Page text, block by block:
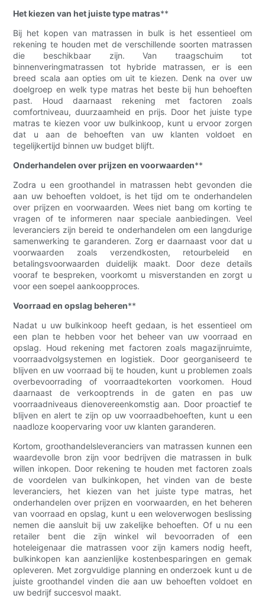
Het kiezen van het juiste type matras**
Bij het kopen van matrassen in bulk is het essentieel om
rekening te houden met de verschillende soorten matrassen
die beschikbaar zijn. Van traagschuim tot
binnenveringmatrassen tot hybride matrassen, er is een
breed scala aan opties om uit te kiezen. Denk na over uw
doelgroep en welk type matras het beste bij hun behoeften
past. Houd daarnaast rekening met factoren zoals
comfortniveau, duurzaamheid en prijs. Door het juiste type
matras te kiezen voor uw bulkinkoop, kunt u ervoor zorgen
dat u aan de behoeften van uw klanten voldoet en
tegelijkertijd binnen uw budget blijft.
Onderhandelen over prijzen en voorwaarden**
Zodra u een groothandel in matrassen hebt gevonden die
aan uw behoeften voldoet, is het tijd om te onderhandelen
over prijzen en voorwaarden. Wees niet bang om korting te
vragen of te informeren naar speciale aanbiedingen. Veel
leveranciers zijn bereid te onderhandelen om een ​​langdurige
samenwerking te garanderen. Zorg er daarnaast voor dat u
voorwaarden zoals verzendkosten, retourbeleid en
betalingsvoorwaarden duidelijk maakt. Door deze details
vooraf te bespreken, voorkomt u misverstanden en zorgt u
voor een soepel aankoopproces.
Voorraad en opslag beheren**
Nadat u uw bulkinkoop heeft gedaan, is het essentieel om
een ​​plan te hebben voor het beheer van uw voorraad en
opslag. Houd rekening met factoren zoals magazijnruimte,
voorraadvolgsystemen en logistiek. Door georganiseerd te
blijven en uw voorraad bij te houden, kunt u problemen zoals
overbevoorrading of voorraadtekorten voorkomen. Houd
daarnaast de verkooptrends in de gaten en pas uw
voorraadniveaus dienovereenkomstig aan. Door proactief te
blijven en alert te zijn op uw voorraadbehoeften, kunt u een
naadloze koopervaring voor uw klanten garanderen.
Kortom, groothandelsleveranciers van matrassen kunnen een
waardevolle bron zijn voor bedrijven die matrassen in bulk
willen inkopen. Door rekening te houden met factoren zoals
de voordelen van bulkinkopen, het vinden van de beste
leveranciers, het kiezen van het juiste type matras, het
onderhandelen over prijzen en voorwaarden, en het beheren
van voorraad en opslag, kunt u een weloverwogen beslissing
nemen die aansluit bij uw zakelijke behoeften. Of u nu een
retailer bent die zijn winkel wil bevoorraden of een
hoteleigenaar die matrassen voor zijn kamers nodig heeft,
bulkinkopen kan aanzienlijke kostenbesparingen en gemak
opleveren. Met zorgvuldige planning en onderzoek kunt u de
juiste groothandel vinden die aan uw behoeften voldoet en
uw bedrijf succesvol maakt.